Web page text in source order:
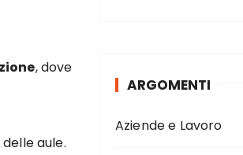
, dove
aule.
ARGOMENTI
Aziende e Lavoro